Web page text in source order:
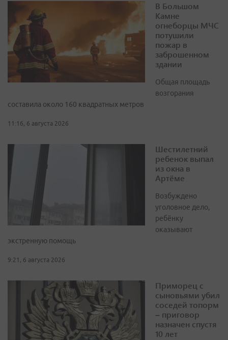
В Большом
Камне
огнеборцы МЧС
потушили
пожар в
заброшенном
здании
Общая площадь
возгорания
составила около 160 квадратных метров
11:16, 6 августа 2026
Шестилетний
ребенок выпал
из окна в
Артёме
Возбуждено
уголовное дело,
ребёнку
оказывают
экстренную помощь
9:21, 6 августа 2026
Приморец с
сыновьями убил
соседей топорм
– приговор
назначен спустя
10 лет